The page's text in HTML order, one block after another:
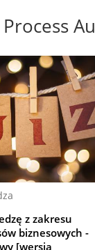
z zakresu
biznesowych -
[wersja